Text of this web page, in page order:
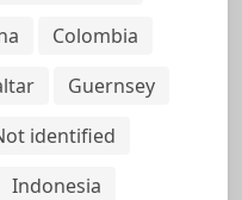
Colombia
Guernsey
identified
Indonesia